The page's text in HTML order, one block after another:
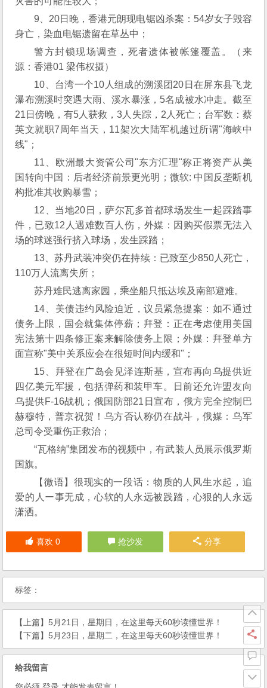
9、20日晚，香港元朗现电锯凶杀案：54岁女子毁容
身亡，染血电锯遗留在草丛中；
警方封锁现场调查，死者遗体被帐篷覆盖。（来
源：香港01 梁伟权摄）
10、台湾一个10人组成的溯溪团20日在屏东县飞龙
瀑布溯溪时突遇大雨、溪水暴涨，5名成被水冲走。截至
21日傍晚，有5人获救，3人失踪，2人死亡；台军数：蔡
英文就职7周年当天，11架次大陆军机越过所谓"海峡中
线"；
11、欧洲最大资管公司"东方汇理"称正将资产从美
国转向中国：后者经济前景更光明；微软: 中国反垄断机
构批准其收购暴雪；
12、当地20日，萨尔瓦多首都球场发生一起踩踏事
件，已致12人遇难数百人伤，外媒：因购买假票无法入
场的球迷强行挤入球场，发生踩踏；
13、苏丹武装冲突仍在持续：已致至少850人死亡，
110万人流离失所；
苏丹难民逃离家园，乘坐船只抵达埃及南部避难。
14、美债违约风险迫近，议员紧急提案：如不通过
债务上限，国会就集体停薪；拜登：正在考虑使用美国
宪法第十四条修正案来解除债务上限；外媒：拜登单方
面宣称"美中关系应会在很短时间内缓和"；
15、拜登在广岛会见泽连斯基，宣布再向乌提供近
四亿美元军援，包括弹药和装甲车。日前还允许盟友向
乌提供F-16战机；俄国防部21日宣布，俄方完全控制巴
赫穆特，普京祝贺！乌方否认称仍在战斗，俄媒：乌军
总司令受重伤正救治；
“瓦格纳”集团发布的视频中，有武装人员展示俄罗斯
国旗。
【微语】很现实的一段话：物质的人风生水起，追
爱的人ー事无成，心软的人永远被践踏，心狠的人永远
潇洒。
喜欢 0 抢沙发 分享
标签：
【上篇】5月21日，星期日，在这里每天60秒读懂世界！
【下篇】5月23日，星期二，在这里每天60秒读懂世界！
给我留言